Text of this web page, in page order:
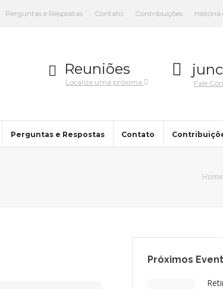
Perguntas e Respostas Contato Contribuições História
Reuniões
Localize uma próxima Fale
Perguntas e Respostas Contato
Home
Próximos